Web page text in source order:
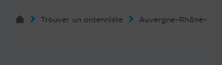
Trouver un antenniste Auvergne-Rhône-